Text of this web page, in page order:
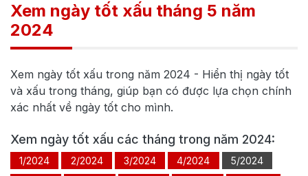
Xem ngày tốt xấu tháng 5 năm
2024
Xem ngày tốt xấu trong năm 2024 - Hiển thị ngày tốt
và xấu trong tháng, giúp bạn có được lựa chọn chính
xác nhất về ngày tốt cho mình.
Xem ngày tốt xấu các tháng trong năm 2024:
1/2024 2/2024 3/2024 4/2024
5/2024